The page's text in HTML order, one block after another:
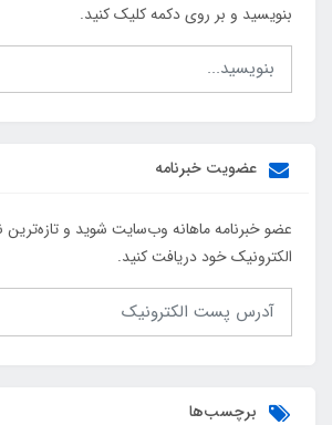
بنویسید و بر روی دکمه کلیک کنید.
عضویت خبرنامه
عضو خبرنامه ماهانه وب‌سایت شوید و
الکترونیک خود دریافت کنید.
برچسب‌ها